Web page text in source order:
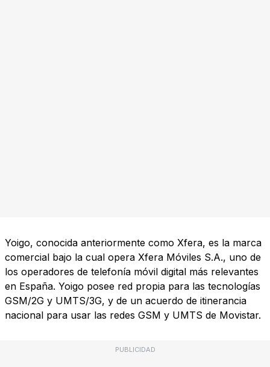
Yoigo, conocida anteriormente como Xfera, es la marca
comercial bajo la cual opera Xfera Móviles S.A., uno de
los operadores de telefonía móvil digital más relevantes
en España. Yoigo posee red propia para las tecnologías
GSM/2G y UMTS/3G, y de un acuerdo de itinerancia
nacional para usar las redes GSM y UMTS de Movistar.
PUBLICIDAD